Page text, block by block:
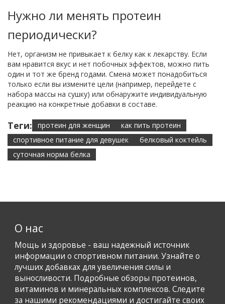
Нужно ли менять протеин
периодически?
Нет, организм не привыкает к белку как к лекарству. Если
вам нравится вкус и нет побочных эффектов, можно пить
один и тот же бренд годами. Смена может понадобиться
только если вы измените цели (например, перейдете с
набора массы на сушку) или обнаружите индивидуальную
реакцию на конкретные добавки в составе.
Теги: протеин для женщин
как пить протеин
спортивное питание для девушек
белковый коктейль
суточная норма белка
О нас
Мощь и здоровье - ваш надежный источник
информации о спортивном питании. Узнайте о
лучших добавках для увеличения силы и
выносливости. Подробные обзоры протеинов,
витаминов и минеральных комплексов. Следите
за нашими рекомендациями и достигайте своих